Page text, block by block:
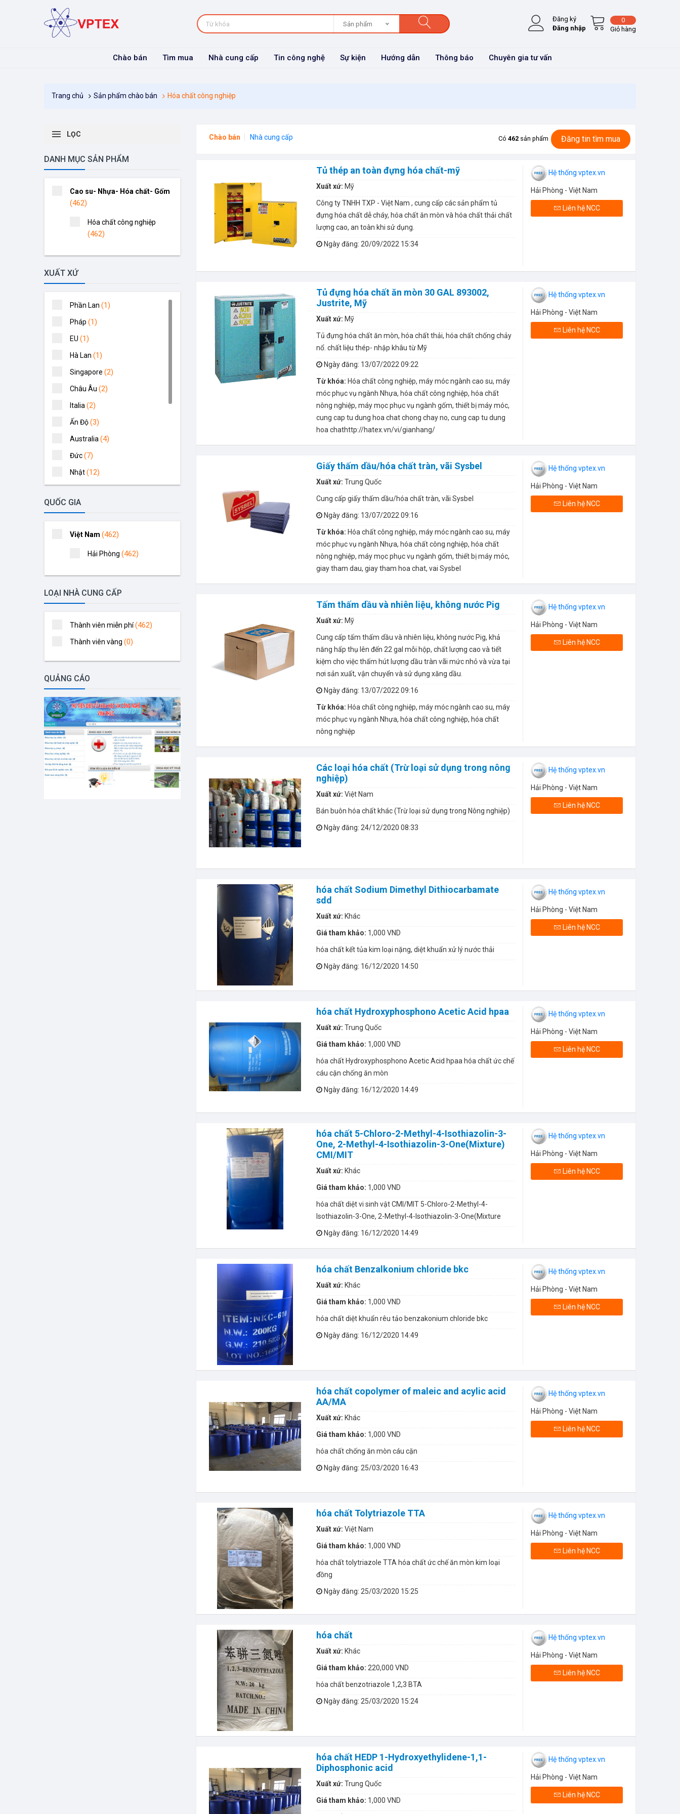
Sản phẩm
Đăng ký
Đăng nhập
0
Giỏ hàng
Chào bán Tìm mua Nhà cung cấp Tin công nghệ Sự kiện Hướng dẫn Thông báo Chuyên gia tư vấn
Trang chủ Sản phẩm chào bán Hóa chất công nghiệp
LỌC
DANH MỤC SẢN PHẨM
Cao su- Nhựa- Hóa chất- Gốm
(462)
Hóa chất công nghiệp
(462)
XUẤT XỨ
Phần Lan (1)
Pháp (1)
EU (1)
Hà Lan (1)
Singapore (2)
Châu Âu (2)
Italia (2)
Ấn Độ(3)
Australia (4)
Đức(7)
Nhật(12)
Thái Lan
Mỹ(46)
Trung Quốc(50)
Việt Nam(142)
QUỐC GIA
Việt Nam (462)
Hải Phòng (462)
LOẠI NHÀ CUNG CẤP
Thành viên miễn phí(462)
Thành viên vàng (0)
QUẢNG CÁO
Chào bán Nhà cung cấp Đăng tin tìm mua
Có 462 sản phẩm
Tủ thép an toàn đựng hóa chất-mỹ
Xuất xứ: Mỹ
Công ty TNHH TXP - Việt Nam , cung cấp các sản phẩm tủ
đựng hóa chất dễ cháy, hóa chất ăn mòn và hóa chất thải chất
lượng cao, an toàn khi sử dụng.
Ngày đăng: 20/09/2022 15:34
Hệ thống vptex.vn
Hải Phòng - Việt Nam
Liên hệ NCC
Tủ đựng hóa chất ăn mòn 30 GAL 893002,
Justrite, Mỹ
Xuất xứ: Mỹ
Tủ đựng hóa chất ăn mòn, hóa chất thải, hóa chất chống chảy
nổ. chất liệu thép- nhập khâu từ Mỹ
Ngày đăng: 13/07/2022 09:22
Từ khóa: Hóa chất công nghiệp, máy móc ngành cao su, máy
móc phục vụ ngành Nhựa, hóa chất công nghiệp, hóa chất
nông nghiệp, máy mọc phục vụ ngành gốm, thiết bị máy móc,
cung cap tu dung hoa chat chong chay no, cung cap tu dung
hoa chathttp://hatex.vn/vi/gianhang/
Hệ thống vptex.vn
Hải Phòng - Việt Nam
Liên hệ NCC
Giấy thấm dầu/hóa chất tràn, vãi Sysbel
Xuất xứ: Trung Quốc
Cung cấp giấy thấm dầu/hóa chất tràn, vãi Sysbel
Ngày đăng: 13/07/2022 09:16
Từ khóa: Hóa chất công nghiệp, máy móc ngành cao su, máy
móc phục vụ ngành Nhựa, hóa chất công nghiệp, hóa chất
nông nghiệp, máy mọc phục vụ ngành gốm, thiết bị máy móc,
giay tham dau, giay tham hoa chat, vai Sysbel
Hệ thống vptex.vn
Hải Phòng - Việt Nam
Liên hệ NCC
Tấm thấm dầu và nhiên liệu, không nước Pig
Xuất xứ: Mỹ
Cung cấp tấm thấm dầu và nhiên liệu, không nước Pig, khả
năng hấp thụ lên đến 22 gal mỗi hộp, chất lượng cao và tiết
kiệm cho việc thấm hút lượng dầu tràn vãi mức nhỏ và vừa tại
nơi sản xuất, vận chuyển và sử dụng xăng dầu.
Ngày đăng: 13/07/2022 09:16
Từ khóa: Hóa chất công nghiệp, máy móc ngành cao su, máy
móc phục vụ ngành Nhựa, hóa chất công nghiệp, hóa chất
nông nghiệp
Hệ thống vptex.vn
Hải Phòng - Việt Nam
Liên hệ NCC
Các loại hóa chất (Trừ loại sử dụng trong nông
nghiệp)
Xuất xứ: Việt Nam
Bán buôn hóa chất khác (Trừ loại sử dụng trong Nông nghiệp)
Ngày đăng: 24/12/2020 08:33
Hệ thống vptex.vn
Hải Phòng - Việt Nam
Liên hệ NCC
hóa chất Sodium Dimethyl Dithiocarbamate
sdd
Xuất xứ: Khác
Giá tham khảo: 1,000 VND
hóa chất kết tủa kim loại nặng, diệt khuẩn xử lý nước thải
Ngày đăng: 16/12/2020 14:50
Hệ thống vptex.vn
Hải Phòng - Việt Nam
Liên hệ NCC
hóa chất Hydroxyphosphono Acetic Acid hpaa
Xuất xứ: Trung Quốc
Giá tham khảo: 1,000 VND
hóa chất Hydroxyphosphono Acetic Acid hpaa hóa chất ức chế
cáu cặn chống ăn mòn
Ngày đăng: 16/12/2020 14:49
Hệ thống vptex.vn
Hải Phòng - Việt Nam
Liên hệ NCC
hóa chất 5-Chloro-2-Methyl-4-Isothiazolin-3-
One, 2-Methyl-4-Isothiazolin-3-One(Mixture)
CMI/MIT
Xuất xứ: Khác
Giá tham khảo: 1,000 VND
hóa chất diệt vi sinh vật CMI/MIT 5-Chloro-2-Methyl-4-
Isothiazolin-3-One, 2-Methyl-4-Isothiazolin-3-One(Mixture
Ngày đăng: 16/12/2020 14:49
Hệ thống vptex.vn
Hải Phòng - Việt Nam
Liên hệ NCC
hóa chất Benzalkonium chloride bkc
Xuất xứ: Khác
Giá tham khảo: 1,000 VND
hóa chất diệt khuẩn rêu tảo benzakonium chloride bkc
Ngày đăng: 16/12/2020 14:49
Hệ thống vptex.vn
Hải Phòng - Việt Nam
Liên hệ NCC
hóa chất copolymer of maleic and acylic acid
AA/MA
Xuất xứ: Khác
Giá tham khảo: 1,000 VND
hóa chất chống ăn mòn cáu cặn
Ngày đăng: 25/03/2020 16:43
Hệ thống vptex.vn
Hải Phòng - Việt Nam
Liên hệ NCC
hóa chất Tolytriazole TTA
Xuất xứ: Việt Nam
Giá tham khảo: 1,000 VND
hóa chất tolytriazole TTA hóa chất ức chế ăn mòn kim loại
đồng
Ngày đăng: 25/03/2020 15:25
Hệ thống vptex.vn
Hải Phòng - Việt Nam
Liên hệ NCC
hóa chất
Xuất xứ: Khác
Giá tham khảo: 220,000 VND
hóa chất benzotriazole 1,2,3 BTA
Ngày đăng: 25/03/2020 15:24
Hệ thống vptex.vn
Hải Phòng - Việt Nam
Liên hệ NCC
hóa chất HEDP 1-Hydroxyethylidene-1,1-
Diphosphonic acid
Xuất xứ: Trung Quốc
Giá tham khảo: 1,000 VND
Hệ thống vptex.vn
Hải Phòng - Việt Nam
Liên hệ NCC